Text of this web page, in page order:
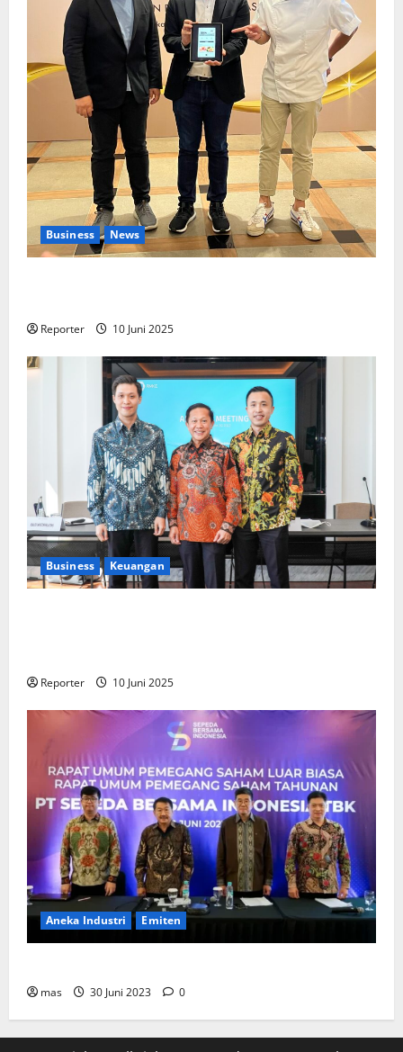
Business News
Reporter 10 Juni 2025
Business Keuangan
Reporter 10 Juni 2025
Aneka Industri Emiten
mas 30 Juni 2023 0